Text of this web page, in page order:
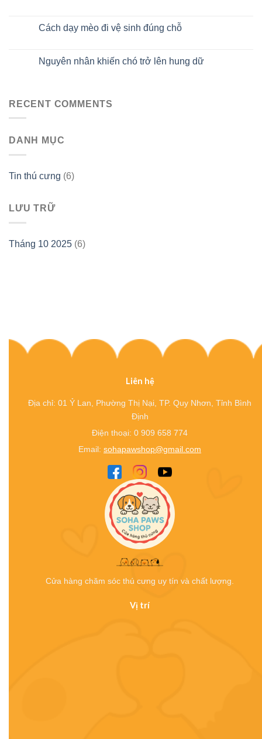
Cách dạy mèo đi vệ sinh đúng chỗ
Nguyên nhân khiến chó trở lên hung dữ
RECENT COMMENTS
DANH MỤC
Tin thú cưng (6)
LƯU TRỮ
Tháng 10 2025 (6)
Liên hệ
Địa chỉ: 01 Ỷ Lan, Phường Thị Nại, TP. Quy Nhơn, Tỉnh Bình
Định
Điện thoại: 0 909 658 774
Email: sohapawshop@gmail.com
Cửa hàng chăm sóc thú cưng uy tín và chất lượng.
Vị trí